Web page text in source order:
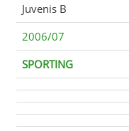
Juvenis B
2006/07
SPORTING